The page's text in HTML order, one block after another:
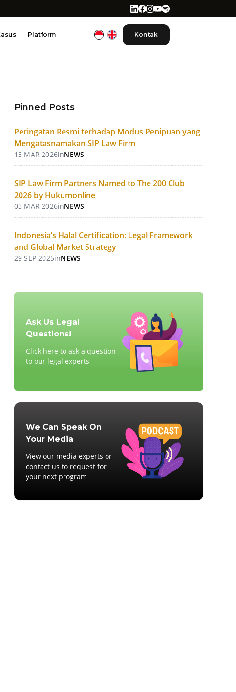
Platform Kontak
Pinned Posts
Peringatan Resmi terhadap Modus Penipuan yang
Mengatasnamakan SIP Law Firm
13 MAR 2026inNEWS
SIP Law Firm Partners Named to The 200 Club
2026 by Hukumonline
03 MAR 2026inNEWS
Indonesia’s Halal Certification: Legal Framework
and Global Market Strategy
29 SEP 2025inNEWS
Ask Us Legal
Questions!
Click here to ask a question
to our legal experts
We Can Speak On
Your Media
View our media experts or
contact us to request for
your next program